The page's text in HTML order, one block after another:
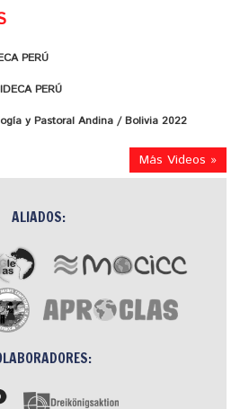
PERÚ
PERÚ
y Pastoral Andina / Bolivia 2022
Más Videos »
ALIADOS: